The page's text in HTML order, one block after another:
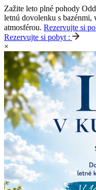
Zažite leto plné pohody
letnú dovolenku s bazénmi,
atmosférou. Rezervujte si
Rezervujte si pobyt :
×